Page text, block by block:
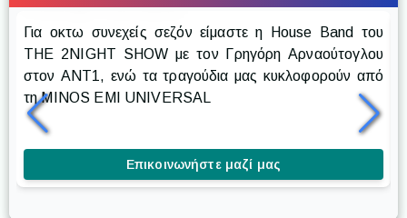
Για οκτω συνεχείς σεζόν είμαστε η House Band του
THE 2NIGHT SHOW με τον Γρηγόρη Αρναούτογλου
στον ANT1, ενώ τα τραγούδια μας κυκλοφορούν από
τη MINOS EMI UNIVERSAL
Επικοινωνήστε μαζί μας